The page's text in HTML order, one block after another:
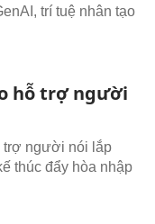
trí tuệ nhân tạo
hỗ trợ người
trợ người nói lắp
thúc đẩy hòa nhập